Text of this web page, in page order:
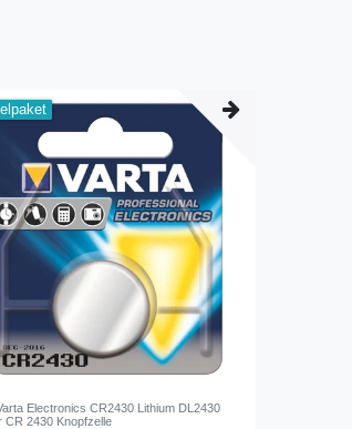
Electronics CR2430 Lithium DL2430
CR 2430 Knopfzelle